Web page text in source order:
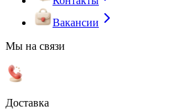
Вакансии
Мы на связи
Доставка